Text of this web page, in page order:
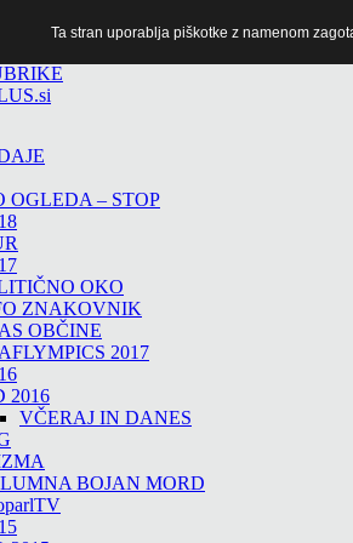
OGLEDA – STOP
OKO
ZNAKOVNIK
OBČINE
2017
2016
VČERAJ IN DANES
BOJAN MORD
Ta stran uporablja piškotke z namenom